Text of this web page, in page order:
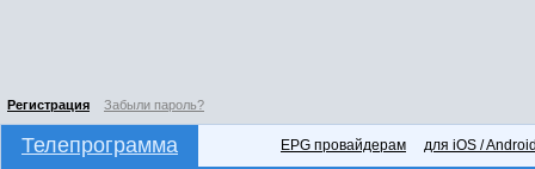
Регистрация Забыли пароль?
Телепрограмма EPG провайдерам для iOS /